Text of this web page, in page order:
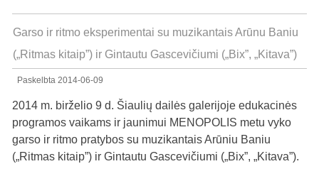
Garso ir ritmo eksperimentai su muzikantais Arūnu Baniu
(„Ritmas kitaip”) ir Gintautu Gascevičiumi („Bix”, „Kitava”)
Paskelbta 2014-06-09
2014 m. birželio 9 d. Šiaulių dailės galerijoje edukacinės
programos vaikams ir jaunimui MENOPOLIS metu vyko
garso ir ritmo pratybos su muzikantais Arūniu Baniu
(„Ritmas kitaip”) ir Gintautu Gascevičiumi („Bix”, „Kitava”).